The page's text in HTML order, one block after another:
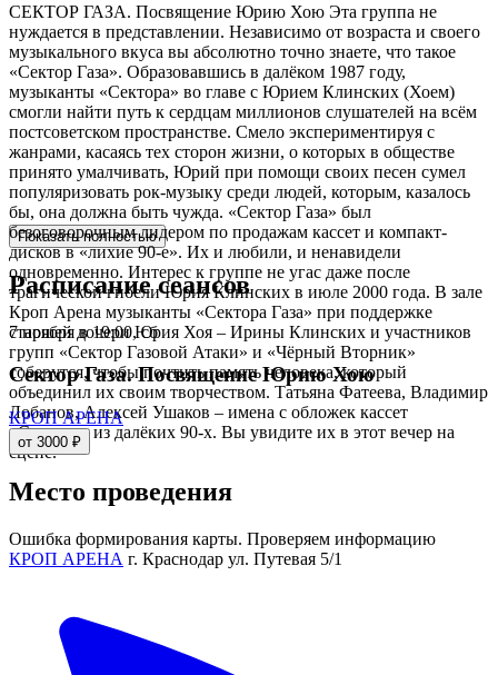
СЕКТОР ГАЗА. Посвящение Юрию Хою Эта группа не
нуждается в представлении. Независимо от возраста и своего
музыкального вкуса вы абсолютно точно знаете, что такое
«Сектор Газа». Образовавшись в далёком 1987 году,
музыканты «Сектора» во главе с Юрием Клинских (Хоем)
смогли найти путь к сердцам миллионов слушателей на всём
постсоветском пространстве. Смело экспериментируя с
жанрами, касаясь тех сторон жизни, о которых в обществе
принято умалчивать, Юрий при помощи своих песен сумел
популяризовать рок-музыку среди людей, которым, казалось
бы, она должна быть чужда. «Сектор Газа» был
безоговорочным лидером по продажам кассет и компакт-
дисков в «лихие 90-е». Их и любили, и ненавидели
одновременно. Интерес к группе не угас даже после
трагической гибели Юрия Клинских в июле 2000 года. В зале
Кроп Арена музыканты «Сектора Газа» при поддержке
старшей дочери Юрия Хоя – Ирины Клинских и участников
групп «Сектор Газовой Атаки» и «Чёрный Вторник»
соберутся, чтобы почтить память человека, который
объединил их своим творчеством. Татьяна Фатеева, Владимир
Лобанов, Алексей Ушаков – имена с обложек кассет
«Сектора» из далёких 90-х. Вы увидите их в этот вечер на
сцене.
Показать полностью
Расписание сеансов
7 ноября в 19:00, сб
Сектор Газа. Посвящение Юрию Хою
КРОП АРЕНА
от 3000 ₽
Место проведения
Ошибка формирования карты. Проверяем информацию
КРОП АРЕНА г. Краснодар ул. Путевая 5/1